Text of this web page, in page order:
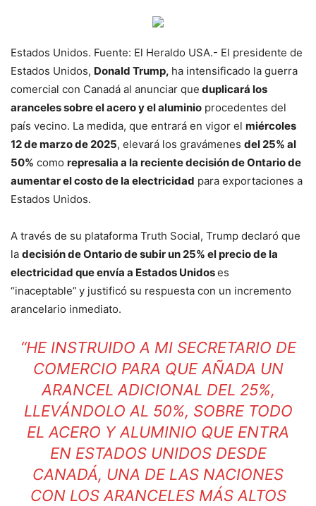
Estados Unidos. Fuente: El Heraldo USA.- El presidente de
Estados Unidos, Donald Trump, ha intensificado la guerra
comercial con Canadá al anunciar que duplicará los
aranceles sobre el acero y el aluminio procedentes del
país vecino. La medida, que entrará en vigor el miércoles
12 de marzo de 2025, elevará los gravámenes del 25% al
50% como represalia a la reciente decisión de Ontario de
aumentar el costo de la electricidad para exportaciones a
Estados Unidos.
A través de su plataforma Truth Social, Trump declaró que
la decisión de Ontario de subir un 25% el precio de la
electricidad que envía a Estados Unidoses
“inaceptable” y justificó su respuesta con un incremento
arancelario inmediato.
“HE INSTRUIDO A MI SECRETARIO DE
COMERCIO PARA QUE AÑADA UN
ARANCEL ADICIONAL DEL 25%,
LLEVÁNDOLO AL 50%, SOBRE TODO
EL ACERO Y ALUMINIO QUE ENTRA
EN ESTADOS UNIDOS DESDE
CANADÁ, UNA DE LAS NACIONES
CON LOS ARANCELES MÁS ALTOS